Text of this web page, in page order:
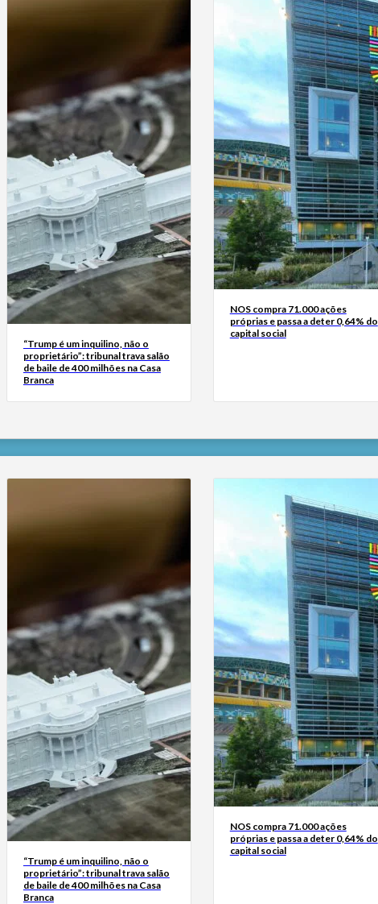
“Trump é um inquilino, não o
proprietário”: tribunal trava salão
de baile de 400 milhões na Casa
Branca
NOS compra 71.000 ações
próprias e passa a deter 0,64% do
capital social
“Trump é um inquilino, não o
proprietário”: tribunal trava salão
de baile de 400 milhões na Casa
Branca
NOS compra 71.000 ações
próprias e passa a deter 0,64% do
capital social